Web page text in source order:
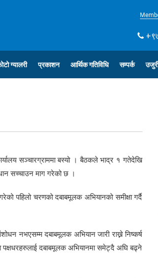
ग्यालरी प्रकाशन आर्थिक गतिविधि सम्पर्क
सञ्चारग्राममा बस्यो । बैठकले भाद्र १ गतेदेखि
सच्चाउन माग गरेको छ ।
पहिलो चरणको दबाबमूलक अभियानको समीक्षा गर्दै
नभएसम्म दबाबमूलक अभियान जारी राख्ने निष्कर्ष
दबाबमूलक अभियानमा समेट्दै अघि बढ्ने